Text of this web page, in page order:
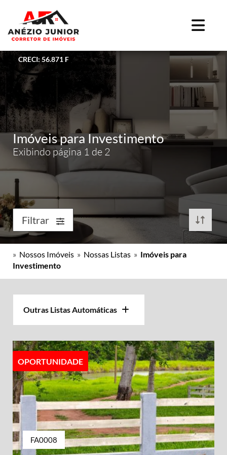
CRECI: 56.871 F
Imóveis para Investimento
Exibindo página 1 de 2
Filtrar
» Nossos Imóveis » Nossas Listas » Imóveis para
Investimento
Outras Listas Automáticas
OPORTUNIDADE
FA0008